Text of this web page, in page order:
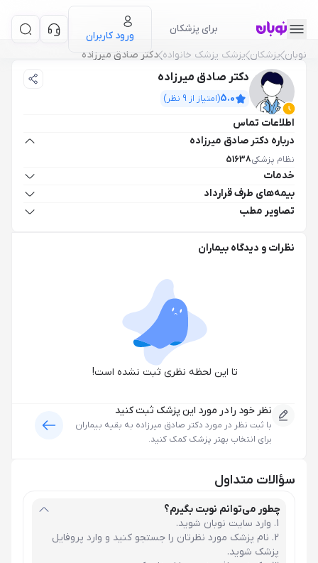
برای پزشکان
ورود کاربران
نوبان پزشکان پزشک پزشک خانواده دکتر صادق میرزاده
دکتر صادق میرزاده
5.0(امتیاز از 9 نظر)
اطلاعات تماس
درباره دکتر صادق میرزاده
نظام پزشکی51638
خدمات
بیمه‌های طرف قرارداد
تصاویر مطب
نظرات و دیدگاه بیماران
تا این لحظه نظری ثبت نشده است!
نظر خود را در مورد این پزشک ثبت کنید
با ثبت نظر در مورد دکتر صادق میرزاده به بقیه بیماران
برای انتخاب بهتر پزشک کمک کنید.
سؤالات متداول
چطور می‌توانم نوبت بگیرم؟
وارد سایت نوبان شوید.
نام پزشک مورد نظرتان را جستجو کنید و وارد پروفایل
پزشک شوید.